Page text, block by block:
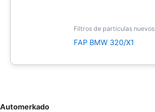
Filtros de partículas nuevos
FAP BMW 320/X1
Automerkado